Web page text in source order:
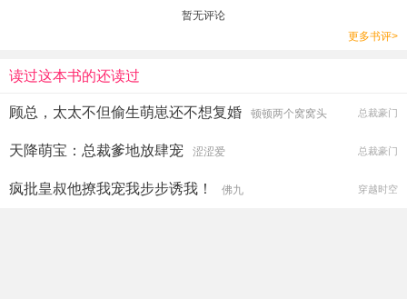
暂无评论
更多书评>
读过这本书的还读过
顾总，太太不但偷生萌崽还不想复婚 顿顿两个窝窝头 总裁豪门
天降萌宝：总裁爹地放肆宠 涩涩爱 总裁豪门
疯批皇叔他撩我宠我步步诱我！ 佛九 穿越时空